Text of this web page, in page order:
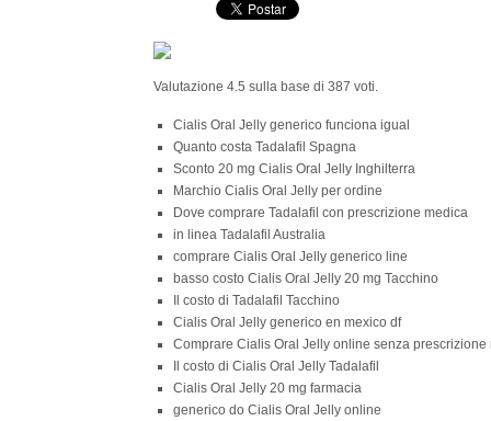
Valutazione4.5 sulla base di387 voti.
Cialis Oral Jelly generico funciona igual
Quanto costa Tadalafil Spagna
Sconto 20 mg Cialis Oral Jelly Inghilterra
Marchio Cialis Oral Jelly per ordine
Dove comprare Tadalafil con prescrizione medica
in linea Tadalafil Australia
comprare Cialis Oral Jelly generico line
basso costo Cialis Oral Jelly 20 mg Tacchino
Il costo di Tadalafil Tacchino
Cialis Oral Jelly generico en mexico df
Comprare Cialis Oral Jelly online senza prescrizione
Il costo di Cialis Oral Jelly Tadalafil
Cialis Oral Jelly 20 mg farmacia
generico do Cialis Oral Jelly online